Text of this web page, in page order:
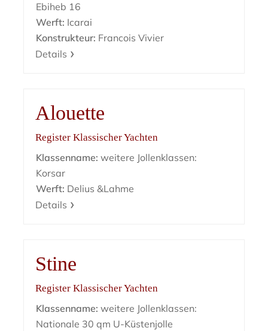
Ebiheb 16
Werft: Icarai
Konstrukteur: Francois Vivier
Details
Alouette
Register Klassischer Yachten
Klassenname: weitere Jollenklassen:
Korsar
Werft: Delius &Lahme
Details
Stine
Register Klassischer Yachten
Klassenname: weitere Jollenklassen:
Nationale 30 qm U-Küstenjolle